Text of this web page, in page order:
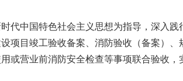
中国特色社会主义思想为指导，深入践
项目竣工验收备案、消防验收（备案）
或营业前消防安全检查等事项联合验收